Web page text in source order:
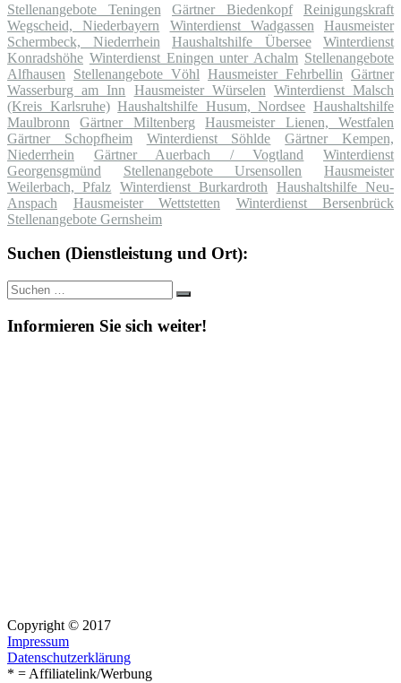
Stellenangebote Teningen Gärtner Biedenkopf
Reinigungskraft
Wegscheid, Niederbayern
Winterdienst Wadgassen
Hausmeister
Schermbeck, Niederrhein
Haushaltshilfe Übersee
Winterdienst
Konradshöhe Winterdienst Eningen unter Achalm Stellenangebote
Alfhausen
Stellenangebote Vöhl Hausmeister Fehrbellin Gärtner
Wasserburg am Inn
Hausmeister Würselen Winterdienst Malsch
(Kreis Karlsruhe) Haushaltshilfe Husum, Nordsee Haushaltshilfe
Maulbronn
Gärtner Miltenberg
Hausmeister Lienen, Westfalen
Gärtner Schopfheim
Winterdienst Söhlde
Gärtner Kempen,
Niederrhein
Gärtner Auerbach / Vogtland
Winterdienst
Georgensgmünd
Stellenangebote Ursensollen
Hausmeister
Weilerbach, Pfalz Winterdienst Burkardroth
Haushaltshilfe Neu-
Anspach
Hausmeister Wettstetten
Winterdienst Bersenbrück
Stellenangebote Gernsheim
Suchen (Dienstleistung und Ort):
Suche
nach:
Suchen
Informieren Sie sich weiter!
Copyright © 2017
Impressum
Datenschutzerklärung
* = Affiliatelink/Werbung